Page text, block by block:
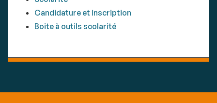
Candidature et inscription
Boite à outils scolarité